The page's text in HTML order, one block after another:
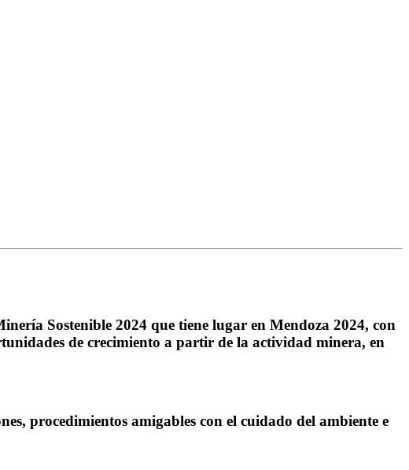
Sostenible 2024 que tiene lugar en Mendoza 2024, con
de crecimiento a partir de la actividad minera, en
procedimientos amigables con el cuidado del ambiente e